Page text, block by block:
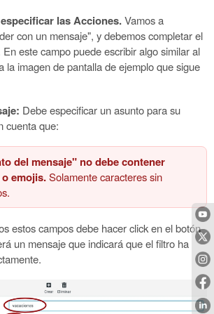
las Acciones.Vamos a
con un mensaje", y debemos completar el
este campo puede escribir algo similar al
la imagen de pantalla de ejemplo que sigue
Debe especificar un asunto para su
cuenta que:
del mensaje" no debe contener
emojis.Solamente caracteres sin
estos campos debe hacer click en el botón
un mensaje que indicará que el filtro ha